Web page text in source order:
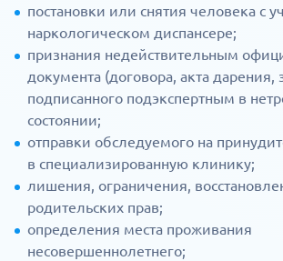
постановки или снятия человека с
наркологическом диспансере;
признания недействительным
документа (договора, акта дарения,
подписанного подэкспертным в
состоянии;
отправки обследуемого на
в специализированную клинику;
лишения, ограничения,
родительских прав;
определения места проживания
несовершеннолетнего;